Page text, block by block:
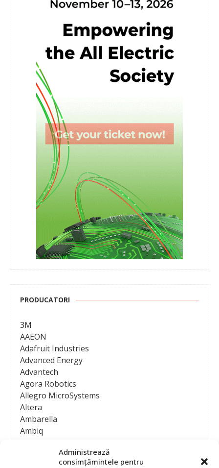
Administrează
consimțămintele pentru
PRODUCATORI
3M
AAEON
Adafruit Industries
Advanced Energy
Advantech
Agora Robotics
Allegro MicroSystems
Altera
Ambarella
Ambiq